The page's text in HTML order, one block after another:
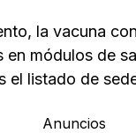
la vacuna
en módulos de
el listado de
Anuncios